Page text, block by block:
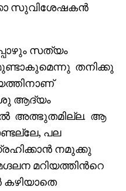
സുവിശേഷകൻ
സത്യം
തനിക്കു
ആദ്യം
അത്ഭുതമില്ല. ആ
പല
നമുക്കു
മറിയത്തിൻറെ